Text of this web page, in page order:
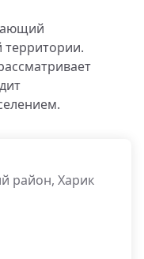
территории.
район, Харик